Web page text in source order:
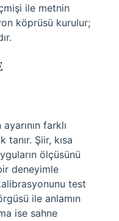
ile metnin
köprüsü kurulur;
farklı
tanır. Şiir, kısa
ölçüsünü
deneyimle
test
ile anlamın
ise sahne